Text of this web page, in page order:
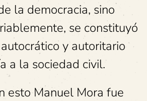
la democracia, sino
se constituyó
y autoritario
a la sociedad civil.
esto Manuel Mora fue